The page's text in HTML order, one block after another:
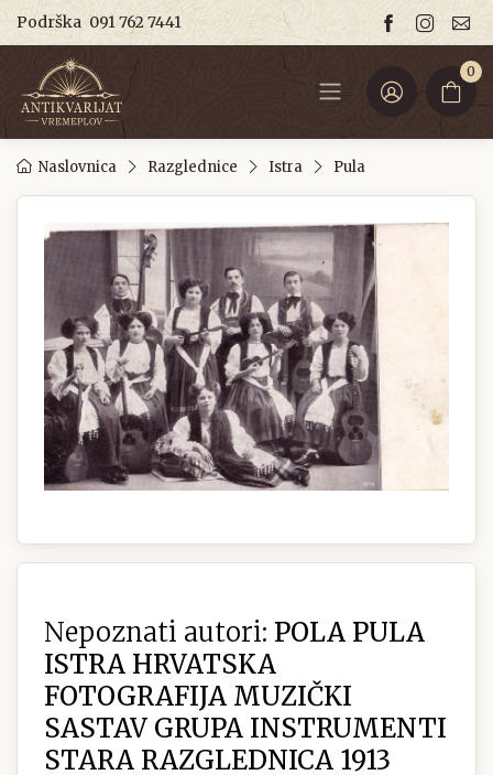
Podrška 091 762 7441
0
Naslovnica Razglednice Istra Pula
Nepoznati autori: POLA PULA
ISTRA HRVATSKA
FOTOGRAFIJA MUZIČKI
SASTAV GRUPA INSTRUMENTI
STARA RAZGLEDNICA 1913